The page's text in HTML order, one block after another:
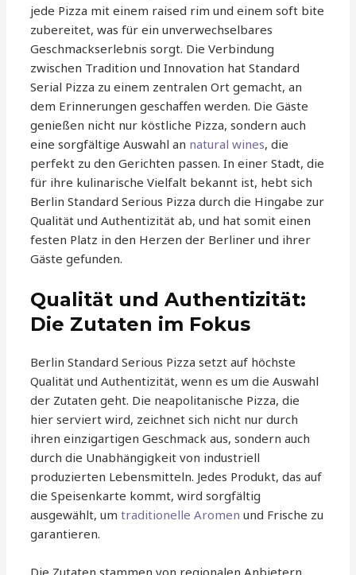
jede Pizza mit einem raised rim und einem soft bite
zubereitet, was für ein unverwechselbares
Geschmackserlebnis sorgt. Die Verbindung
zwischen Tradition und Innovation hat Standard
Serial Pizza zu einem zentralen Ort gemacht, an
dem Erinnerungen geschaffen werden. Die Gäste
genießen nicht nur köstliche Pizza, sondern auch
eine sorgfältige Auswahl an natural wines, die
perfekt zu den Gerichten passen. In einer Stadt, die
für ihre kulinarische Vielfalt bekannt ist, hebt sich
Berlin Standard Serious Pizza durch die Hingabe zur
Qualität und Authentizität ab, und hat somit einen
festen Platz in den Herzen der Berliner und ihrer
Gäste gefunden.
Qualität und Authentizität:
Die Zutaten im Fokus
Berlin Standard Serious Pizza setzt auf höchste
Qualität und Authentizität, wenn es um die Auswahl
der Zutaten geht. Die neapolitanische Pizza, die
hier serviert wird, zeichnet sich nicht nur durch
ihren einzigartigen Geschmack aus, sondern auch
durch die Unabhängigkeit von industriell
produzierten Lebensmitteln. Jedes Produkt, das auf
die Speisenkarte kommt, wird sorgfältig
ausgewählt, umtraditionelle Aromen und Frische zu
garantieren.